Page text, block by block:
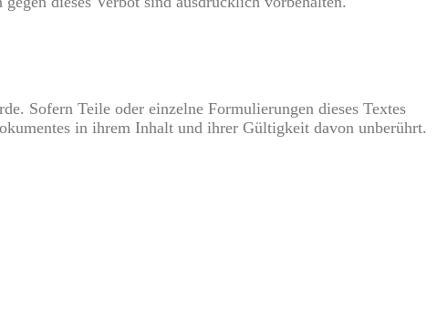
Sofern Teile oder einzelne Formulierungen dieses Textes
in ihrem Inhalt und ihrer Gültigkeit davon unberührt.